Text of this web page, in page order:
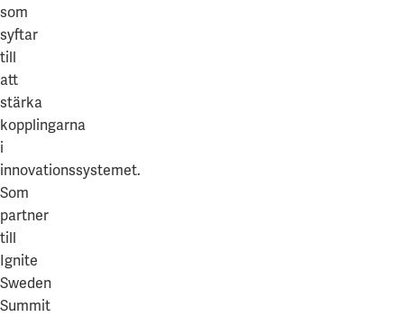
som
syftar
till
att
stärka
kopplingarna
i
innovationssystemet.
Som
partner
till
Ignite
Sweden
Summit